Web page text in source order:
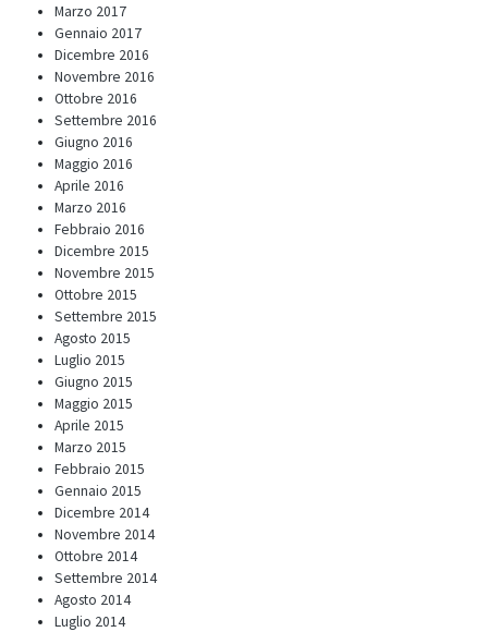
Marzo 2017
Gennaio 2017
Dicembre 2016
Novembre 2016
Ottobre 2016
Settembre 2016
Giugno 2016
Maggio 2016
Aprile 2016
Marzo 2016
Febbraio 2016
Dicembre 2015
Novembre 2015
Ottobre 2015
Settembre 2015
Agosto 2015
Luglio 2015
Giugno 2015
Maggio 2015
Aprile 2015
Marzo 2015
Febbraio 2015
Gennaio 2015
Dicembre 2014
Novembre 2014
Ottobre 2014
Settembre 2014
Agosto 2014
Luglio 2014